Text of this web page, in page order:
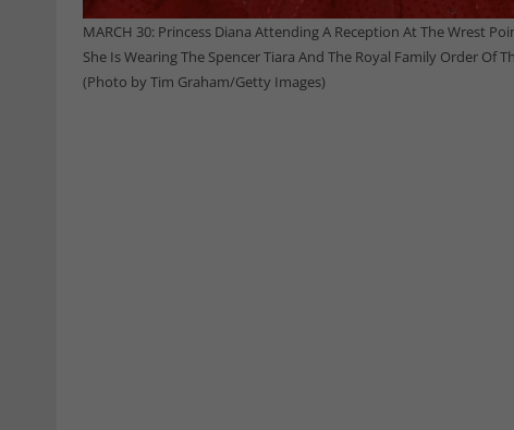
MARCH 30: Princess Diana Attending A Reception At The Wrest
She Is Wearing The Spencer Tiara And The Royal Family Order Of
(Photo by Tim Graham/Getty Images)